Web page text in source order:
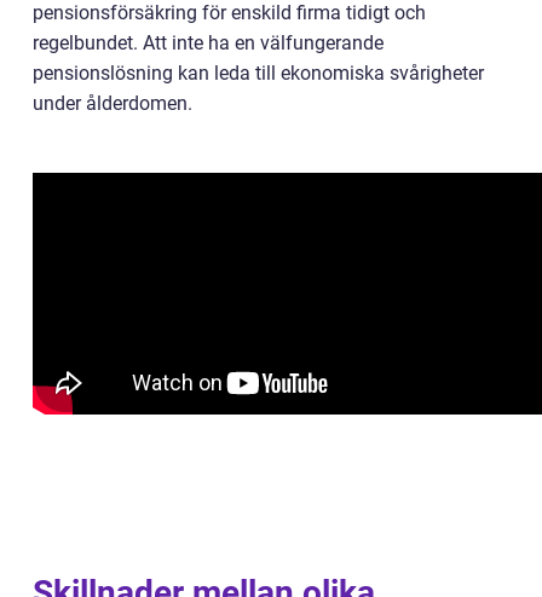
pensionsförsäkring för enskild firma tidigt och
regelbundet. Att inte ha en välfungerande
pensionslösning kan leda till ekonomiska svårigheter
under ålderdomen.